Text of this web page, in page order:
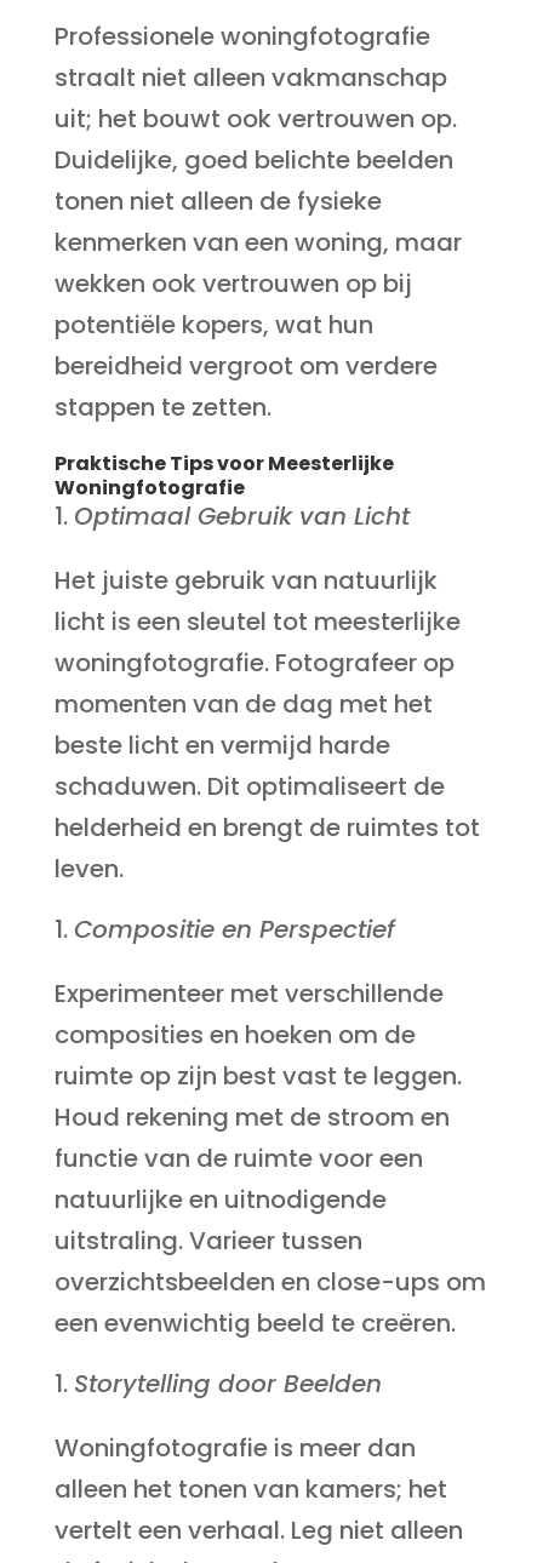
Professionele woningfotografie
straalt niet alleen vakmanschap
uit; het bouwt ook vertrouwen op.
Duidelijke, goed belichte beelden
tonen niet alleen de fysieke
kenmerken van een woning, maar
wekken ook vertrouwen op bij
potentiële kopers, wat hun
bereidheid vergroot om verdere
stappen te zetten.
Praktische Tips voor Meesterlijke
Woningfotografie
Optimaal Gebruik van Licht
Het juiste gebruik van natuurlijk
licht is een sleutel tot meesterlijke
woningfotografie. Fotografeer op
momenten van de dag met het
beste licht en vermijd harde
schaduwen. Dit optimaliseert de
helderheid en brengt de ruimtes tot
leven.
Compositie en Perspectief
Experimenteer met verschillende
composities en hoeken om de
ruimte op zijn best vast te leggen.
Houd rekening met de stroom en
functie van de ruimte voor een
natuurlijke en uitnodigende
uitstraling. Varieer tussen
overzichtsbeelden en close-ups om
een evenwichtig beeld te creëren.
Storytelling door Beelden
Woningfotografie is meer dan
alleen het tonen van kamers; het
vertelt een verhaal. Leg niet alleen